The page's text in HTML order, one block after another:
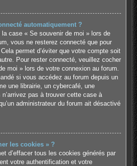
automatiquement ?
case « Se souvenir de moi » lors de
vous ne resterez connecté que pour
permet d’éviter que votre compte soit
Pour rester connecté, veuillez cocher
moi » lors de votre connexion au forum.
si vous accédez au forum depuis un
une librairie, un cybercafé, une
pas à trouver cette case à
administrateur du forum ait désactivé
les cookies » ?
d’effacer tous les cookies générés par
votre authentification et votre